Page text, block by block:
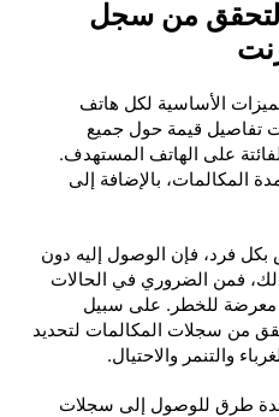
التحقق من سجل
الأساسية لكل هاتف
تفاصيل قيمة حول جميع
على الهاتف المستهدف.
المكالمات، بالإضافة إلى
فرد، فإن الوصول إليه دون
فمن الضروري في الحالات
معرضة للخطر. على سبيل
من سجلات المكالمات لتحديد
والتنمر والاحتيال.
عدة طرق للوصول إلى سجلات